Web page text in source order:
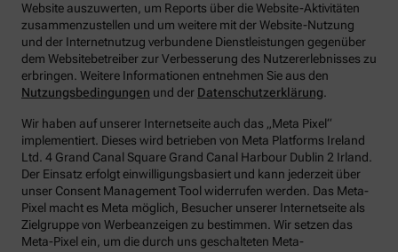
Website auszuwerten, um Reports über die Website-Aktivitäten
zusammenzustellen und um weitere mit der Website-Nutzung
und der Internetnutzug verbundene Dienstleistungen gegenüber
dem Websitebetreiber zur Verbesserung des Nutzererlebnisses zu
erbringen. Weitere Informationen entnehmen Sie aus den
Nutzungsbedingungen und der Datenschutzerklärung.
Wir haben auf unserer Internetseite auch das „Meta Pixel“
implementiert. Dieses wird betrieben von Meta Platforms Ireland
Ltd. 4 Grand Canal Square Grand Canal Harbour Dublin 2 Irland.
Der Einsatz erfolgt einwilligungsbasiert und kann jederzeit über
unser Consent Management Tool widerrufen werden. Das Meta-
Pixel macht es Meta möglich, Besucher unserer Internetseite als
Zielgruppe von Werbeanzeigen zu bestimmen. Wir setzen das
Meta-Pixel ein, um die durch uns geschalteten Meta-